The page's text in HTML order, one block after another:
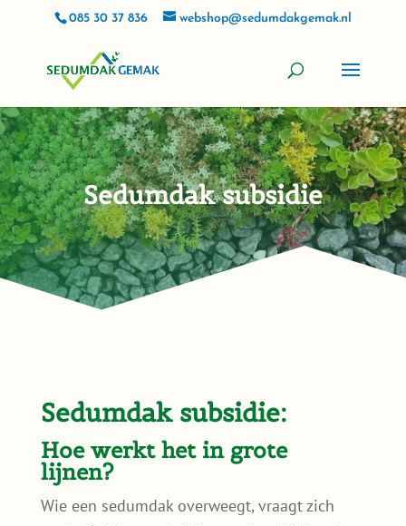
085 30 37 836 webshop@sedumdakgemak.nl
Sedumdak subsidie
Sedumdak subsidie:
Hoe werkt het in grote
lijnen?
Wie een sedumdak overweegt, vraagt zich